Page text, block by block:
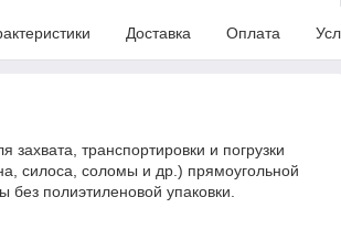
Доставка Оплата
захвата, транспортировки и погрузки
силоса, соломы и др.) прямоугольной
без полиэтиленовой упаковки.